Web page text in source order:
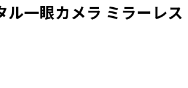
ル一眼カメラ ミラーレ